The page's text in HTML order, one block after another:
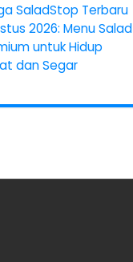
SaladStop Terbaru
2026: Menu Salad
untuk Hidup
dan Segar